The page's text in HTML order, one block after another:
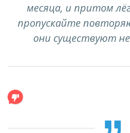
месяца, и притом
пропускайте
они существуют